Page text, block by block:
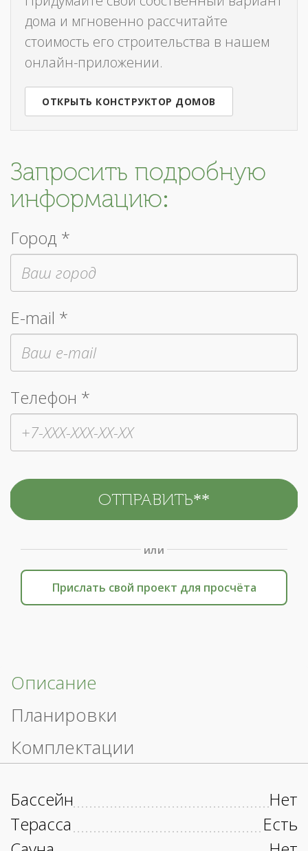
дома и мгновенно рассчитайте
стоимость его строительства в нашем
онлайн-приложении.
ОТКРЫТЬ КОНСТРУКТОР ДОМОВ
Запросить подробную
информацию:
Город *
E-mail *
Телефон *
или
Прислать свой проект для просчёта
Описание
Планировки
Комплектации
Бассейн
Нет
Терасса
Есть